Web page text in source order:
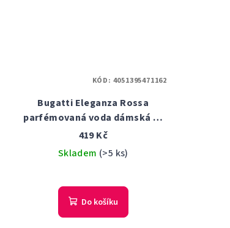
Bugatti Eleganza Rossa
parfémovaná voda dámská 60
ml
419 Kč
Skladem (>5 ks)
Do košíku
KÓD: 4051395471162